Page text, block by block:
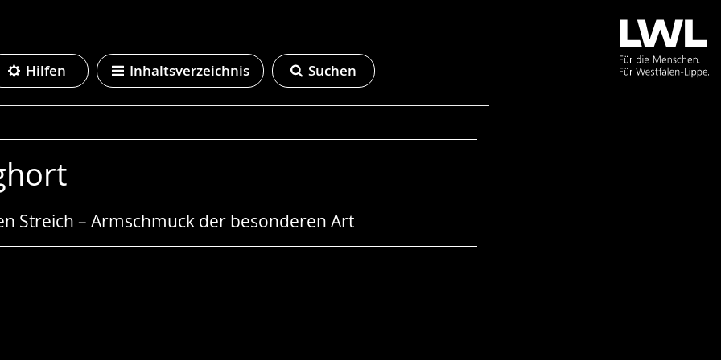
Inhaltsverzeichnis
Hilfen Suchen
Streich – Armschmuck der besonderen Art